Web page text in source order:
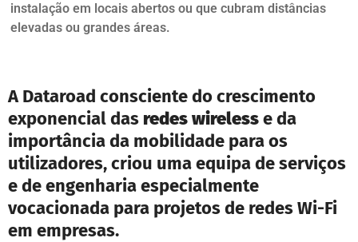
instalação em locais abertos ou que cubram distâncias
elevadas ou grandes áreas.
A Dataroad consciente do crescimento
exponencial das redes wirelesse da
importância da mobilidade para os
utilizadores, criou uma equipa de serviços
e de engenharia especialmente
vocacionada para projetos de redes Wi-Fi
em empresas.